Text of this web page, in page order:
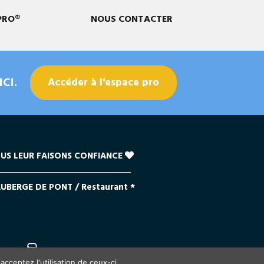
NOUS CONTACTER
Accéder à l'espace pro
LEUR FAISONS CONFIANCE
DE PONT / Restaurant *